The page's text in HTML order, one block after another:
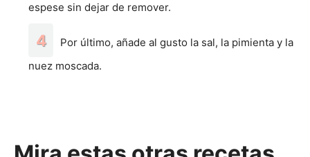
espese sin dejar de remover.
Por último, añade al gusto la sal, la pimienta y la
nuez moscada.